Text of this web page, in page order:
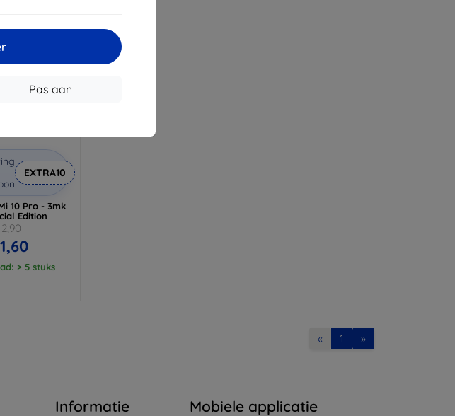
Pas aan
EXTRA10
10 Pro - 3mk
Edition
> 5 stuks
« 1 »
Informatie Mobiele applicatie